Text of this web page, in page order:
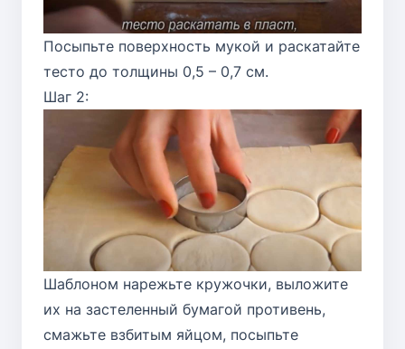
Посыпьте поверхность мукой и раскатайте
тесто до толщины 0,5 – 0,7 см.
Шаг 2:
Шаблоном нарежьте кружочки, выложите
их на застеленный бумагой противень,
смажьте взбитым яйцом, посыпьте